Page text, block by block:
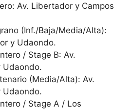
Av. Libertador y Campos
(Inf./Baja/Media/Alta):
y Udaondo.
/ Stage B: Av.
Udaondo.
(Media/Alta): Av.
Udaondo.
/ Stage A / Los